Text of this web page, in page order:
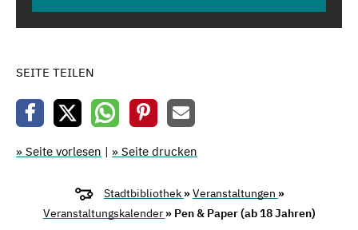
SEITE TEILEN
» Seite vorlesen | » Seite drucken
Stadtbibliothek »Veranstaltungen »
Veranstaltungskalender » Pen & Paper (ab 18 Jahren)